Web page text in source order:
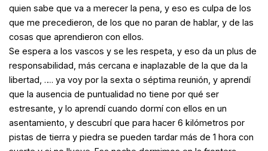
quien sabe que va a merecer la pena, y eso es culpa de los
que me precedieron, de los que no paran de hablar, y de las
cosas que aprendieron con ellos.
Se espera a los vascos y se les respeta, y eso da un plus de
responsabilidad, más cercana e inaplazable de la que da la
libertad, …. ya voy por la sexta o séptima reunión, y aprendí
que la ausencia de puntualidad no tiene por qué ser
estresante, y lo aprendí cuando dormí con ellos en un
asentamiento, y descubrí que para hacer 6 kilómetros por
pistas de tierra y piedra se pueden tardar más de 1 hora con